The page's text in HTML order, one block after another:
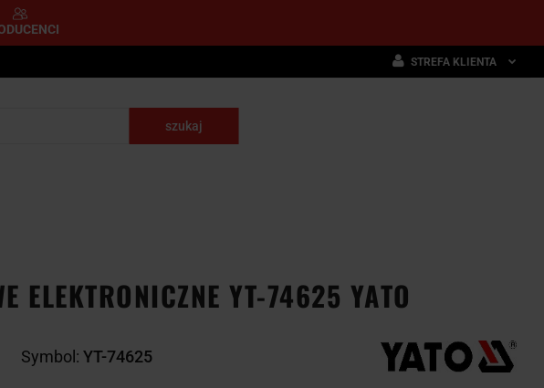
STREFA KLIENTA
pneumatyczne
Narzędzia skrawające
ELEKTRONICZNE YT-74625 YATO
Symbol: YT-74625